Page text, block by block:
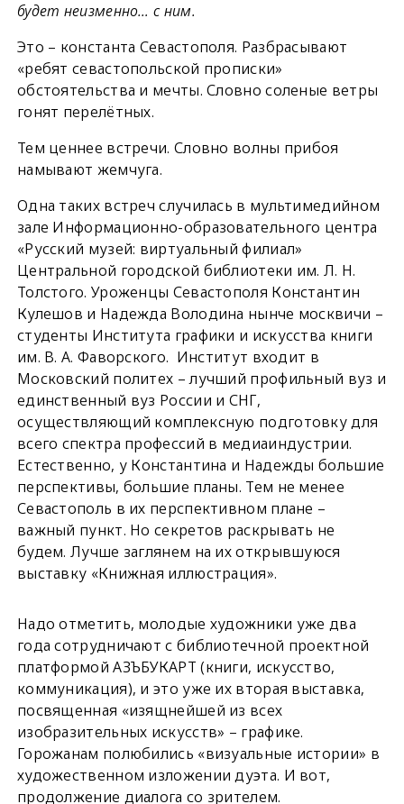
будет неизменно… с ним.
Это – константа Севастополя. Разбрасывают
«ребят севастопольской прописки»
обстоятельства и мечты. Словно соленые ветры
гонят перелётных.
Тем ценнее встречи. Словно волны прибоя
намывают жемчуга.
Одна таких встреч случилась в мультимедийном
зале Информационно-образовательного центра
«Русский музей: виртуальный филиал»
Центральной городской библиотеки им. Л. Н.
Толстого. Уроженцы Севастополя Константин
Кулешов и Надежда Володина нынче москвичи –
студенты Института графики и искусства книги
им. В. А. Фаворского. Институт входит в
Московский политех – лучший профильный вуз и
единственный вуз России и СНГ,
осуществляющий комплексную подготовку для
всего спектра профессий в медиаиндустрии.
Естественно, у Константина и Надежды большие
перспективы, большие планы. Тем не менее
Севастополь в их перспективном плане –
важный пункт. Но секретов раскрывать не
будем. Лучше заглянем на их открывшуюся
выставку «Книжная иллюстрация».
Надо отметить, молодые художники уже два
года сотрудничают с библиотечной проектной
платформой АЗЪБУКАРТ (книги, искусство,
коммуникация), и это уже их вторая выставка,
посвященная «изящнейшей из всех
изобразительных искусств» – графике.
Горожанам полюбились «визуальные истории» в
художественном изложении дуэта. И вот,
продолжение диалога со зрителем.